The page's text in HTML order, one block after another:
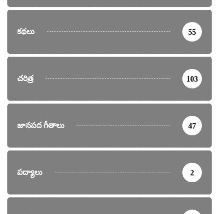
కథలు 55
చరిత్ర 103
జానపద గీతాలు 47
పద్యాలు 2